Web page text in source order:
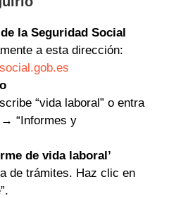
la Seguridad Social
a esta dirección:
“vida laboral” o entra
→ “Informes y
de vida laboral’
de trámites. Haz clic en